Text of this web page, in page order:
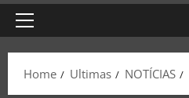
Home Ultimas NOTÍCIAS